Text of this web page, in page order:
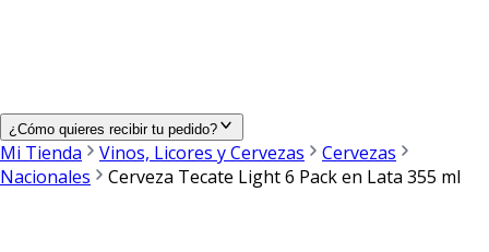
¿Cómo quieres recibir tu pedido?
Mi Tienda Vinos, Licores y Cervezas
Cervezas
Nacionales
Cerveza Tecate Light 6 Pack en Lata 355 ml